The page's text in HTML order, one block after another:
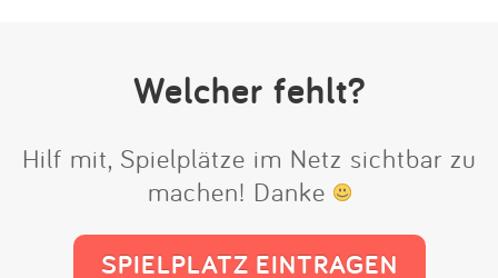
Welcher fehlt?
Hilf mit, Spielplätze im Netz sichtbar zu
machen! Danke
SPIELPLATZ EINTRAGEN